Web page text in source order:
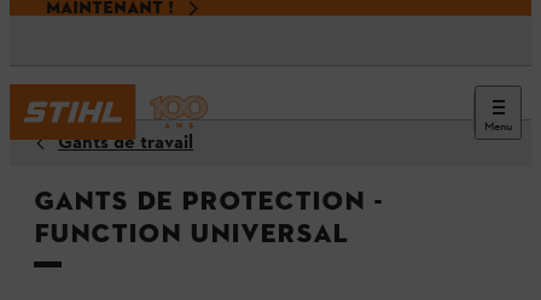
MAINTENANT !
Menu
Gants de travail
Gants de protection -
FUNCTION Universal